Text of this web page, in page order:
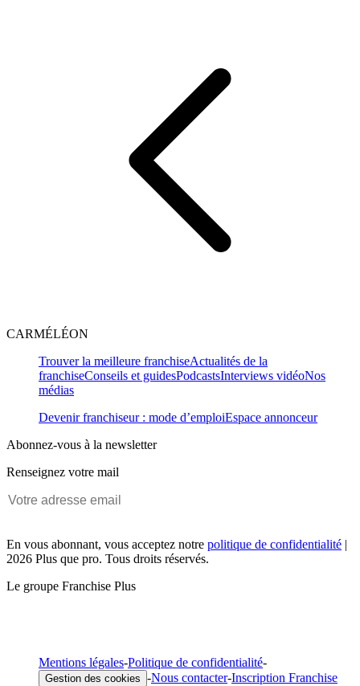
CARMÉLÉON
Trouver la meilleure franchiseActualités de la
franchiseConseils et guidesPodcastsInterviews vidéoNos
médias
Devenir franchiseur : mode d’emploiEspace annonceur
Abonnez-vous à la newsletter
Renseignez votre mail
En vous abonnant, vous acceptez notre politique de confidentialité |
2026 Plus que pro. Tous droits réservés.
Le groupe Franchise Plus
Mentions légales-Politique de confidentialité-
Gestion des cookies -Nous contacter-Inscription Franchise